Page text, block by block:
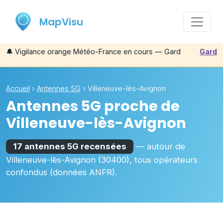
MapVisu
🔔 Vigilance orange Météo-France en cours — Gard Gard
Accueil › Antennes 5G › Villeneuve-lès-Avignon
Antennes 5G proche de
Villeneuve-lès-Avignon
17 antennes 5G recensées
— autour de
Villeneuve-lès-Avignon (30400), tous opérateurs
confondus (données ANFR).